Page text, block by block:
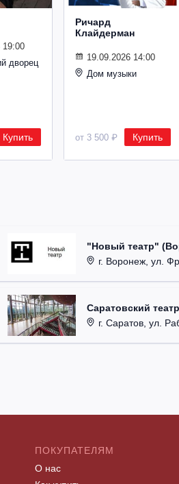
19:00
дворец
Купить
Ричард
Клайдерман
19.09.2026 14:00
Дом музыки
от 3 500 ₽ Купить
"Новый театр"
г. Воронеж, ул.
Саратовский
г. Саратов, ул.
ПОКУПАТЕЛЯМ
О нас